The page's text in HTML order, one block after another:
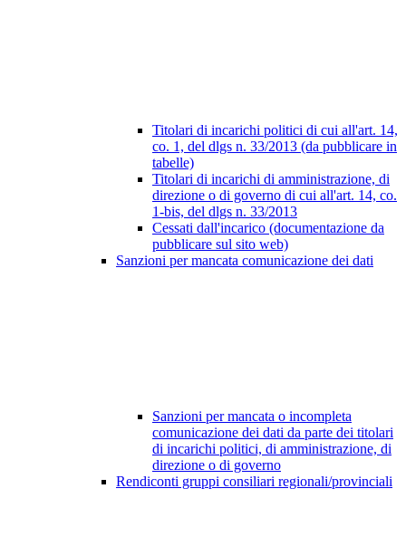
Titolari di incarichi politici di cui all'art. 14,
co. 1, del dlgs n. 33/2013 (da pubblicare in
tabelle)
Titolari di incarichi di amministrazione, di
direzione o di governo di cui all'art. 14, co.
1-bis, del dlgs n. 33/2013
Cessati dall'incarico (documentazione da
pubblicare sul sito web)
Sanzioni per mancata comunicazione dei dati
Sanzioni per mancata o incompleta
comunicazione dei dati da parte dei titolari
di incarichi politici, di amministrazione, di
direzione o di governo
Rendiconti gruppi consiliari regionali/provinciali